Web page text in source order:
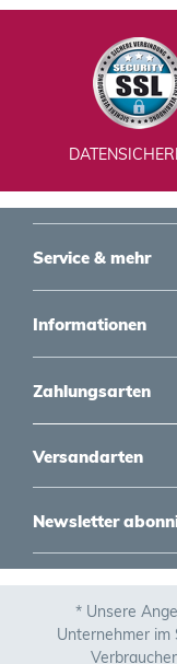
Service & mehr
Informationen
Zahlungsarten
Versandarten
Newsletter
* Unsere
Unternehmer im